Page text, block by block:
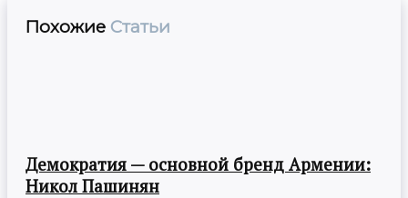
Похожие Статьи
Демократия — основной бренд Армении:
Никол Пашинян